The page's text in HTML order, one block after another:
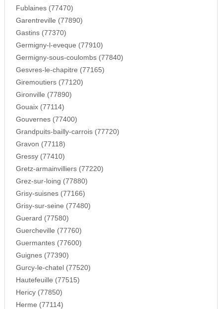
Fublaines (77470)
Garentreville (77890)
Gastins (77370)
Germigny-l-eveque (77910)
Germigny-sous-coulombs (77840)
Gesvres-le-chapitre (77165)
Giremoutiers (77120)
Gironville (77890)
Gouaix (77114)
Gouvernes (77400)
Grandpuits-bailly-carrois (77720)
Gravon (77118)
Gressy (77410)
Gretz-armainvilliers (77220)
Grez-sur-loing (77880)
Grisy-suisnes (77166)
Grisy-sur-seine (77480)
Guerard (77580)
Guercheville (77760)
Guermantes (77600)
Guignes (77390)
Gurcy-le-chatel (77520)
Hautefeuille (77515)
Hericy (77850)
Herme (77114)